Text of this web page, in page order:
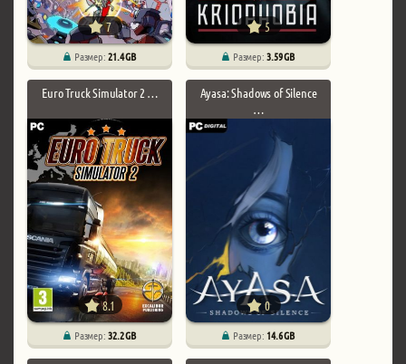
7
Размер:21.4 GB
5
Размер:3.59 GB
Euro Truck Simulator 2 …
8.1
Размер:32.2 GB
Ayasa: Shadows of Silence
…
0
Размер: 14.6 GB